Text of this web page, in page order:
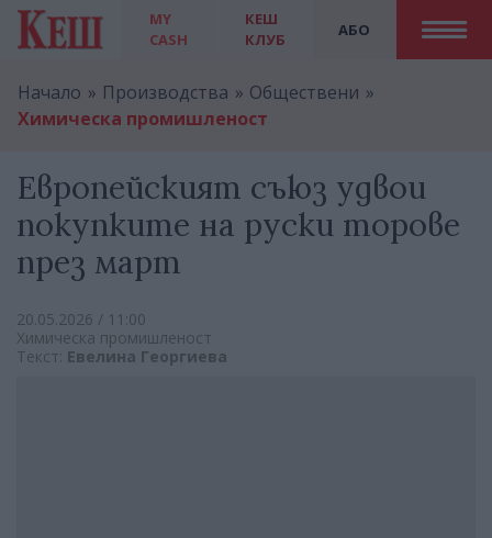
MY
CASH
АБО
КЕШ
КЛУБ
Начало Производства
Обществени
Химическа промишленост
Европейският съюз удвои
покупките на руски торове
през март
20.05.2026 / 11:00
Химическа промишленост
Текст: Евелина Георгиева